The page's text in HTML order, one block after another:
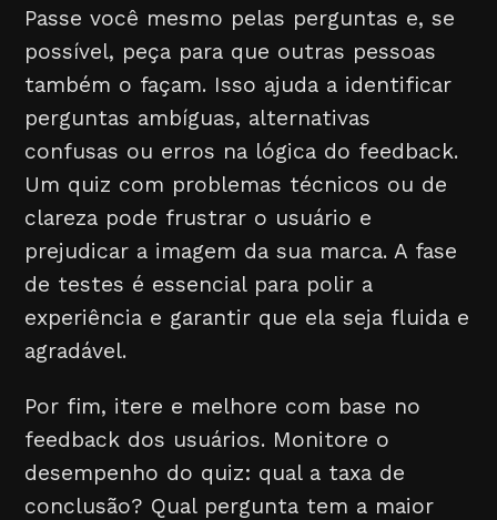
Passe você mesmo pelas perguntas e, se
possível, peça para que outras pessoas
também o façam. Isso ajuda a identificar
perguntas ambíguas, alternativas
confusas ou erros na lógica do feedback.
Um quiz com problemas técnicos ou de
clareza pode frustrar o usuário e
prejudicar a imagem da sua marca. A fase
de testes é essencial para polir a
experiência e garantir que ela seja fluida e
agradável.
Por fim, itere e melhore com base no
feedback dos usuários. Monitore o
desempenho do quiz: qual a taxa de
conclusão? Qual pergunta tem a maior